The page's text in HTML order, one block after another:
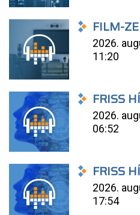
FILM-
2026.
11:20
FRISS
2026.
06:52
FRISS
2026.
17:54